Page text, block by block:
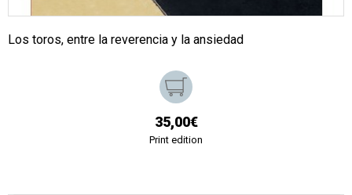
Los toros, entre la reverencia y la ansiedad
35,00€
Print edition